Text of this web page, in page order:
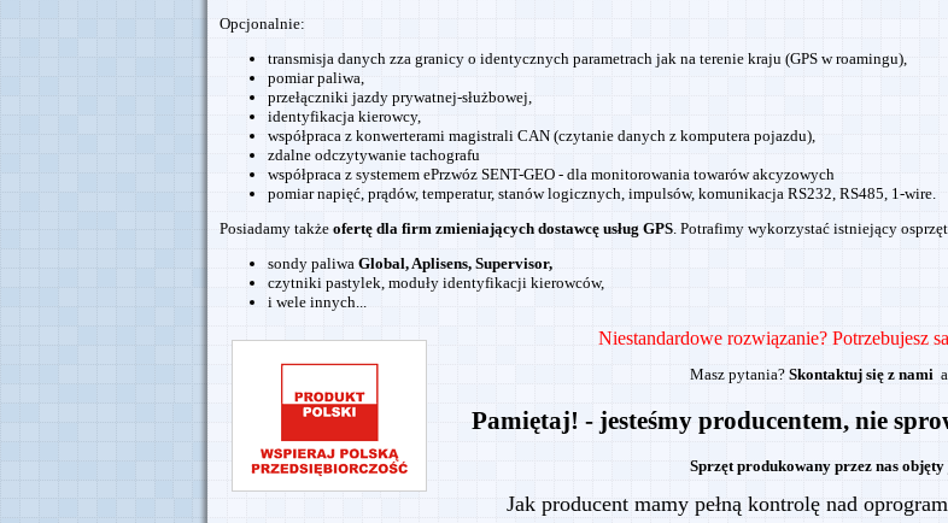
Opcjonalnie:
transmisja danych zza granicy o identycznych parametrach jak na terenie kraju (GPS w roamingu),
pomiar paliwa,
przełączniki jazdy prywatnej-służbowej,
identyfikacja kierowcy,
współpraca z konwerterami magistrali CAN (czytanie danych z komputera pojazdu),
zdalne odczytywanie tachografu
współpraca z systemem ePrzwóz SENT-GEO - dla monitorowania towarów akcyzowych
pomiar napięć, prądów, temperatur, stanów logicznych, impulsów, komunikacja RS232, RS485, 1-wire.
Posiadamy także ofertę dla firm zmieniających dostawcę usług GPS. Potrafimy wykorzystać istniejący
sondy paliwa Global, Aplisens, Supervisor,
czytniki pastylek, moduły identyfikacji kierowców,
i wele innych...
Niestandardowe rozwiązanie? Potrzebujesz
Masz pytania?Skontaktuj się z nami
Pamiętaj! - jesteśmy producentem, nie
Sprzęt produkowany przez nas
Jak producent mamy pełną kontrolę nad